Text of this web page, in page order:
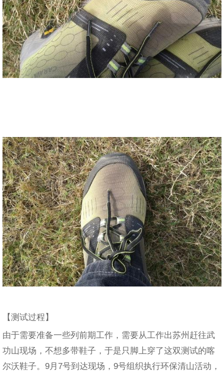
【测试过程】
由于需要准备一些列前期工作，需要从工作出苏州赶往武
功山现场，不想多带鞋子，于是只脚上穿了这双测试的喀
尔沃鞋子。9月7号到达现场，9号组织执行环保清山活动，